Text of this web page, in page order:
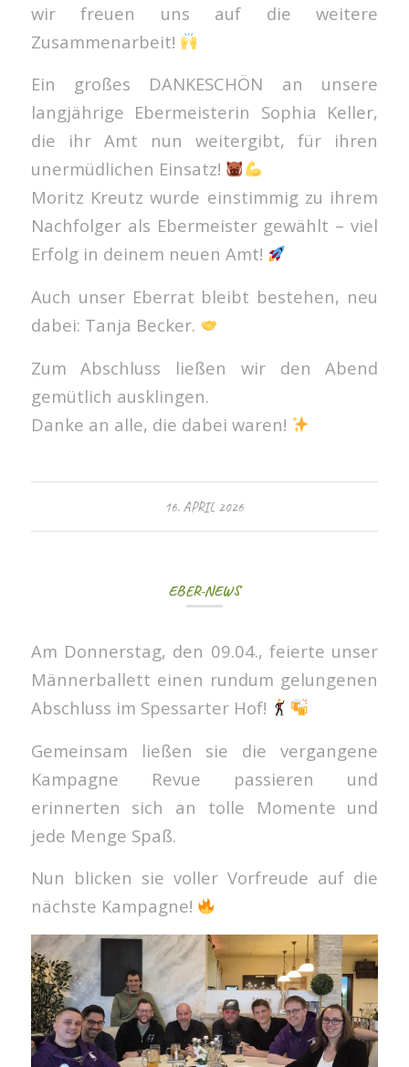
wir freuen uns auf die weitere
Zusammenarbeit!
Ein großes DANKESCHÖN an unsere
langjährige Ebermeisterin Sophia Keller,
die ihr Amt nun weitergibt, für ihren
unermüdlichen Einsatz!
Moritz Kreutz wurde einstimmig zu ihrem
Nachfolger als Ebermeister gewählt – viel
Erfolg in deinem neuen Amt!
Auch unser Eberrat bleibt bestehen, neu
dabei: Tanja Becker.
Zum Abschluss ließen wir den Abend
gemütlich ausklingen.
Danke an alle, die dabei waren!
16. APRIL 2026
EBER-NEWS
Am Donnerstag, den 09.04., feierte unser
Männerballett einen rundum gelungenen
Abschluss im Spessarter Hof!
Gemeinsam ließen sie die vergangene
Kampagne Revue passieren und
erinnerten sich an tolle Momente und
jede Menge Spaß.
Nun blicken sie voller Vorfreude auf die
nächste Kampagne!